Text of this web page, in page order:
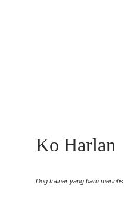
Ko Harlan
Dog trainer yang baru merintis